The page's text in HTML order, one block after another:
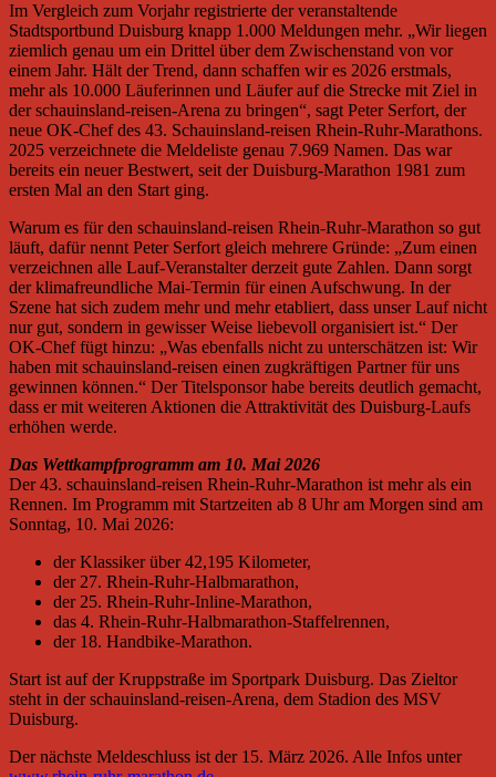
Im Vergleich zum Vorjahr registrierte der veranstaltende
Stadtsportbund Duisburg knapp 1.000 Meldungen mehr. „Wir liegen
ziemlich genau um ein Drittel über dem Zwischenstand von vor
einem Jahr. Hält der Trend, dann schaffen wir es 2026 erstmals,
mehr als 10.000 Läuferinnen und Läufer auf die Strecke mit Ziel in
der schauinsland-reisen-Arena zu bringen“, sagt Peter Serfort, der
neue OK-Chef des 43. Schauinsland-reisen Rhein-Ruhr-Marathons.
2025 verzeichnete die Meldeliste genau 7.969 Namen. Das war
bereits ein neuer Bestwert, seit der Duisburg-Marathon 1981 zum
ersten Mal an den Start ging.
Warum es für den schauinsland-reisen Rhein-Ruhr-Marathon so gut
läuft, dafür nennt Peter Serfort gleich mehrere Gründe: „Zum einen
verzeichnen alle Lauf-Veranstalter derzeit gute Zahlen. Dann sorgt
der klimafreundliche Mai-Termin für einen Aufschwung. In der
Szene hat sich zudem mehr und mehr etabliert, dass unser Lauf nicht
nur gut, sondern in gewisser Weise liebevoll organisiert ist.“ Der
OK-Chef fügt hinzu: „Was ebenfalls nicht zu unterschätzen ist: Wir
haben mit schauinsland-reisen einen zugkräftigen Partner für uns
gewinnen können.“ Der Titelsponsor habe bereits deutlich gemacht,
dass er mit weiteren Aktionen die Attraktivität des Duisburg-Laufs
erhöhen werde.
Das Wettkampfprogramm am 10. Mai 2026
Der 43. schauinsland-reisen Rhein-Ruhr-Marathon ist mehr als ein
Rennen. Im Programm mit Startzeiten ab 8 Uhr am Morgen sind am
Sonntag, 10. Mai 2026:
der Klassiker über 42,195 Kilometer,
der 27. Rhein-Ruhr-Halbmarathon,
der 25. Rhein-Ruhr-Inline-Marathon,
das 4. Rhein-Ruhr-Halbmarathon-Staffelrennen,
der 18. Handbike-Marathon.
Start ist auf der Kruppstraße im Sportpark Duisburg. Das Zieltor
steht in der schauinsland-reisen-Arena, dem Stadion des MSV
Duisburg.
Der nächste Meldeschluss ist der 15. März 2026. Alle Infos unter